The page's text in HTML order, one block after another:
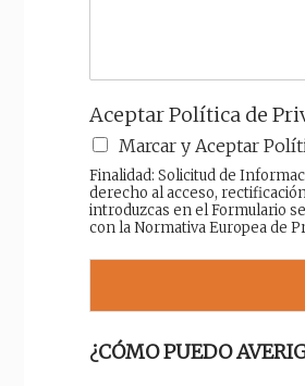
Aceptar Política de
Marcar y Aceptar
Finalidad: Solicitud de
derecho al acceso,
introduzcas en el Formulario
con la Normativa Europea de
¿CÓMO PUEDO